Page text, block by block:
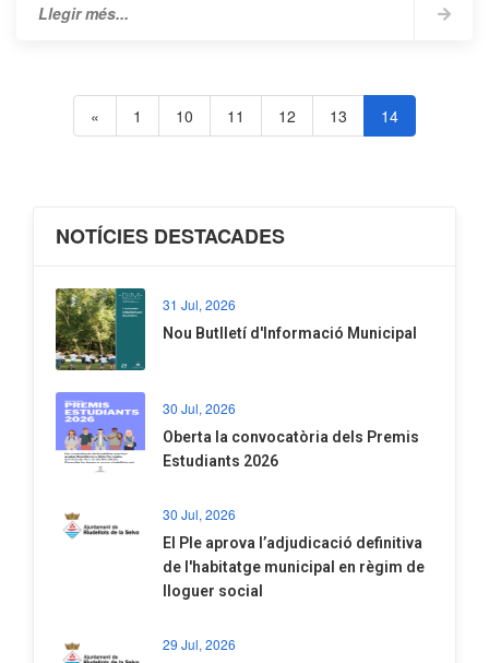
Llegir més...
« 1 10 11 12 13 14
NOTÍCIES DESTACADES
31 Jul, 2026
Nou Butlletí d'Informació Municipal
30 Jul, 2026
Oberta la convocatòria dels Premis
Estudiants 2026
30 Jul, 2026
El Ple aprova l’adjudicació definitiva
de l'habitatge municipal en règim de
lloguer social
29 Jul, 2026